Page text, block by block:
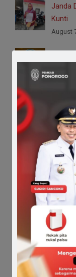
Janda
Kunti
August
August
August
August
Cari
August